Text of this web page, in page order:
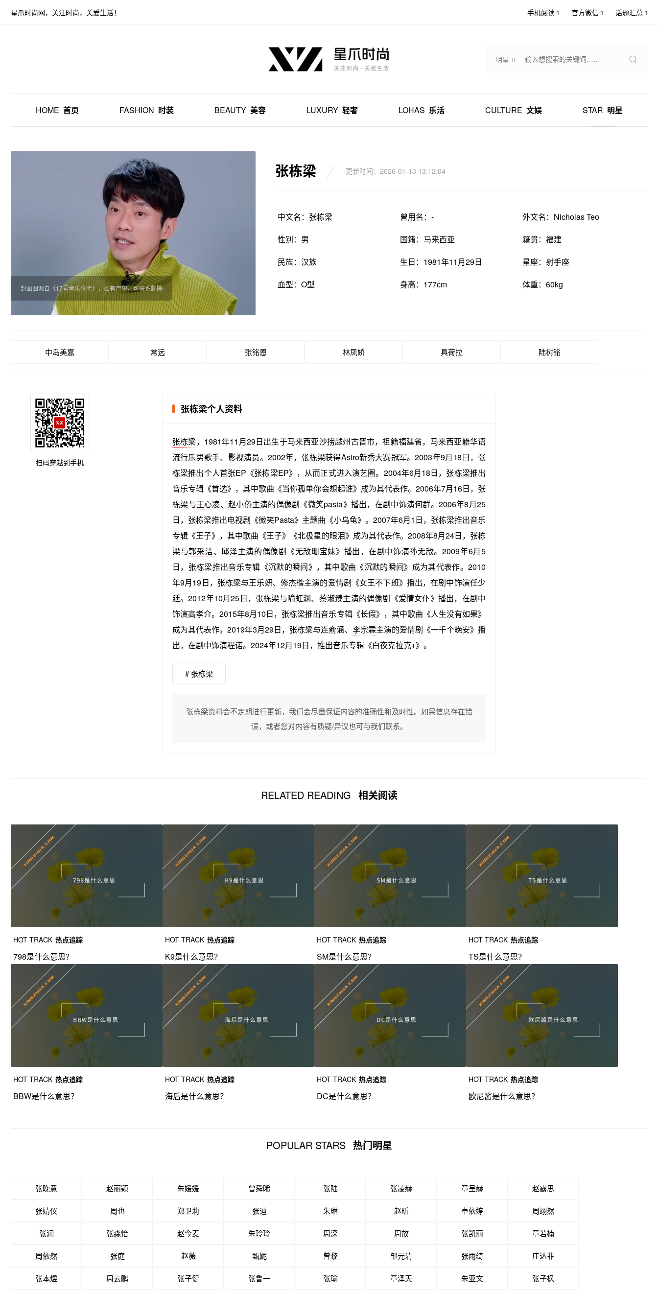
星爪时尚网，关注时尚，关爱生活！ 手机阅读 官方微信 话题汇总
明星
HOME 首页 FASHION 时装 BEAUTY 美容 LUXURY 轻奢 LOHAS 乐活 CULTURE 文娱 STAR 明星
封面图源自《17号音乐仓库》，如有冒犯，可联系删除
张栋梁 更新时间：2026-01-13 13:12:04
中文名：张栋梁 曾用名：-
外文名：Nicholas Teo
性别：男
国籍：马来西亚
籍贯：福建
民族：汉族
生日：1981年11月29日
星座：射手座
血型：O型
身高：177cm 体重：60kg
中岛美嘉 常远 张铭恩 林凤娇 具荷拉 陆树铭
张栋梁个人资料
张栋梁，1981年11月29日出生于马来西亚沙捞越州古晋市，祖籍福建省，马来西亚籍华语
流行乐男歌手、影视演员。2002年，张栋梁获得Astro新秀大赛冠军。2003年9月18日，张
栋梁推出个人首张EP《张栋梁EP》，从而正式进入演艺圈。2004年6月18日，张栋梁推出
音乐专辑《首选》，其中歌曲《当你孤单你会想起谁》成为其代表作。2006年7月16日，张
栋梁与王心凌、 赵小侨主演的偶像剧《微笑pasta》播出，在剧中饰演何群。2006年8月25
日，张栋梁推出电视剧《微笑Pasta》主题曲《小乌龟》。2007年6月1日，张栋梁推出音乐
专辑《王子》，其中歌曲《王子》《北极星的眼泪》成为其代表作。2008年8月24日，张栋
梁与郭采洁、邱泽主演的偶像剧《无敌珊宝妹》播出，在剧中饰演孙无敌。2009年6月5
日，张栋梁推出音乐专辑《沉默的瞬间》，其中歌曲《沉默的瞬间》成为其代表作。2010
年9月19日，张栋梁与王乐妍、 修杰楷主演的爱情剧《女王不下班》播出，在剧中饰演任少
廷。2012年10月25日，张栋梁与喻虹渊、蔡淑臻主演的偶像剧《爱情女仆》播出，在剧中
饰演高孝介。2015年8月10日，张栋梁推出音乐专辑《长假》，其中歌曲《人生没有如果》
成为其代表作。2019年3月29日，张栋梁与连俞涵、 李宗霖主演的爱情剧《一千个晚安》播
出，在剧中饰演程诺。2024年12月19日，推出音乐专辑《白夜克拉克+》。
# 张栋梁
张栋梁资料会不定期进行更新，我们会尽量保证内容的准确性和及时性。如果信息存在错
误，或者您对内容有质疑/异议也可与我们联系。
扫码穿越到手机
RELATED READING 相关阅读
HOT TRACK 热点追踪
798是什么意思？
HOT TRACK 热点追踪
K9是什么意思？
HOT TRACK 热点追踪
SM是什么意思？
HOT TRACK 热点追踪
TS是什么意思？
HOT TRACK 热点追踪
BBW是什么意思？
HOT TRACK 热点追踪
海后是什么意思？
HOT TRACK 热点追踪
DC是什么意思？
HOT TRACK 热点追踪
欧尼酱是什么意思？
POPULAR STARS 热门明星
张晚意 赵丽颖 朱媛媛 曾舜晞 张陆 张凌赫 章呈赫 赵露思
张婧仪 周也 郑卫莉 张迪 朱琳 赵昕 卓依婷 周翊然
张润 张淼怡 赵今麦 朱玲玲 周深 周放 张凯丽 章若楠
周依然 张庭 赵薇 甄妮 曾黎 邹元清 张雨绮 庄达菲
张本煜 周云鹏 张子健 张鲁一 张瑜 章泽天 朱亚文 张子枫